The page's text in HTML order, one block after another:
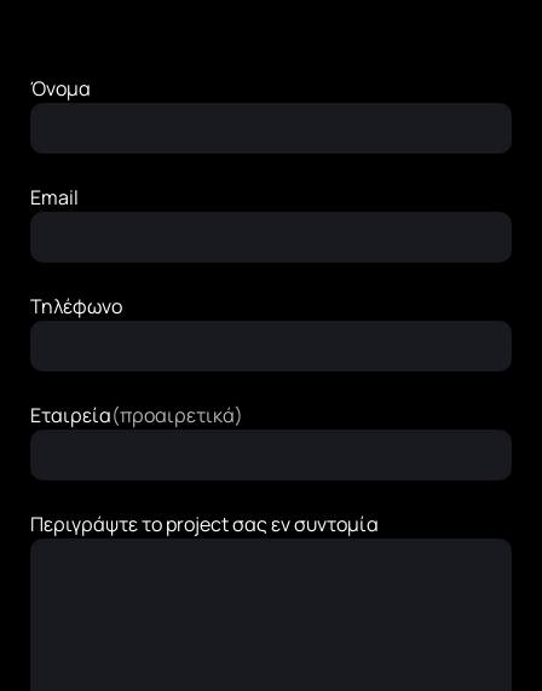
Όνομα
Email
Τηλέφωνο
Εταιρεία(προαιρετικά)
Περιγράψτε το project σας εν συντομία